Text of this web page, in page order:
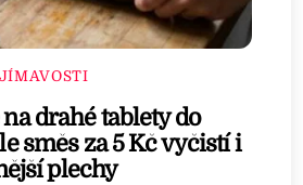
drahé tablety do
směs za 5 Kč vyčistí i
plechy